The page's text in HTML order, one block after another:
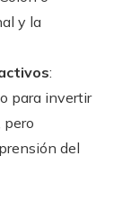
y la
:
para invertir
pero
del